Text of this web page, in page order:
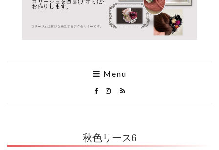
Menu
秋色リース6